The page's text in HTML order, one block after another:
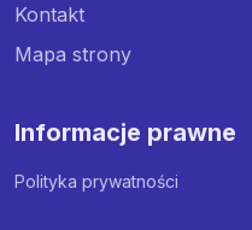
Kontakt
Mapa strony
Informacje prawne
Polityka prywatności